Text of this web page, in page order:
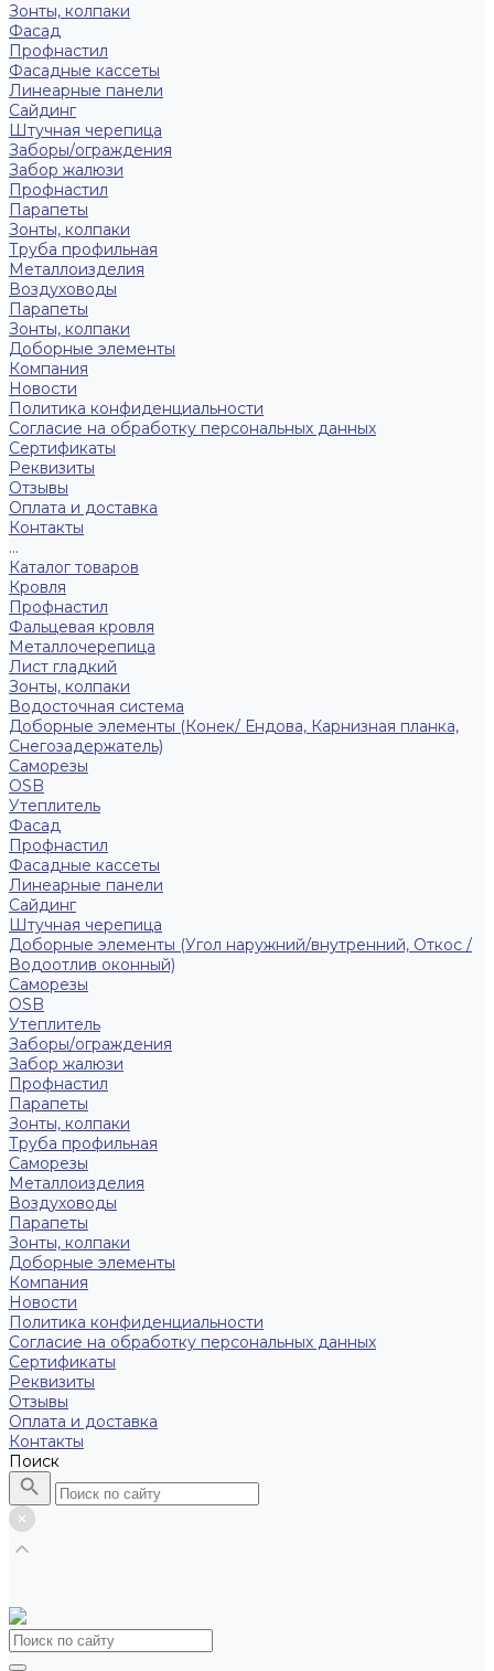
Зонты, колпаки
Фасад
Профнастил
Фасадные кассеты
Линеарные панели
Сайдинг
Штучная черепица
Заборы/ограждения
Забор жалюзи
Профнастил
Парапеты
Зонты, колпаки
Труба профильная
Металлоизделия
Воздуховоды
Парапеты
Зонты, колпаки
Доборные элементы
Компания
Новости
Политика конфиденциальности
Согласие на обработку персональных данных
Сертификаты
Реквизиты
Отзывы
Оплата и доставка
Контакты
...
Каталог товаров
Кровля
Профнастил
Фальцевая кровля
Металлочерепица
Лист гладкий
Зонты, колпаки
Водосточная система
Доборные элементы (Конек/ Ендова, Карнизная планка,
Снегозадержатель)
Саморезы
ОSB
Утеплитель
Фасад
Профнастил
Фасадные кассеты
Линеарные панели
Сайдинг
Штучная черепица
Доборные элементы (Угол наружний/внутренний, Откос /
Водоотлив оконный)
Саморезы
OSB
Утеплитель
Заборы/ограждения
Забор жалюзи
Профнастил
Парапеты
Зонты, колпаки
Труба профильная
Саморезы
Металлоизделия
Воздуховоды
Парапеты
Зонты, колпаки
Доборные элементы
Компания
Новости
Политика конфиденциальности
Согласие на обработку персональных данных
Сертификаты
Реквизиты
Отзывы
Оплата и доставка
Контакты
Поиск